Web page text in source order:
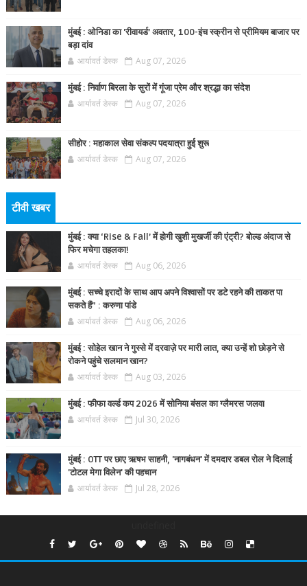
मुंबई : ओनिडा का 'रीवायर्ड’ अवतार, 100-इंच स्क्रीन से प्रीमियम बाजार पर
बड़ा दांव
आर्यावर्त डेस्क Aug 07, 2026
मुंबई : निर्वाण बिरला के सुरों में गूंजा प्रेम और श्रद्धा का संदेश
आर्यावर्त डेस्क Aug 07, 2026
सीहोर : महाकाल सेवा संकल्प पदयात्रा हुई शुरू
आर्यावर्त डेस्क Aug 07, 2026
टीवी खबर
मुंबई : क्या ‘Rise & Fall’ में होगी खुशी मुखर्जी की एंट्री? बोल्ड अंदाज से
फिर मचेगा तहलका!
आर्यावर्त डेस्क Aug 06, 2026
मुंबई : सच्चे इरादों के साथ आप अपने विश्वासों पर डटे रहने की ताकत पा
सकते हैं” : करुणा पांडे
आर्यावर्त डेस्क Aug 06, 2026
मुंबई : सोहेल खान ने गुस्से में दरवाज़े पर मारी लात, क्या उन्हें शो छोड़ने से
रोकने पहुंचे सलमान खान?
आर्यावर्त डेस्क Aug 03, 2026
मुंबई : फीफा वर्ल्ड कप 2026 में सोनिया बंसल का ग्लैमरस जलवा
आर्यावर्त डेस्क Jul 30, 2026
मुंबई : OTT पर छाए ऋषभ साहनी, 'नागबंधन' में दमदार डबल रोल ने दिलाई
'टोटल मेगा विलेन' की पहचान
आर्यावर्त डेस्क Jul 28, 2026